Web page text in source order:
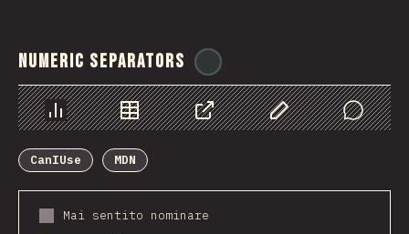
Numeric Separators
Grafico Dati CondividerePersonalizza i dati
Comments
CanIUse
MDN
Mai sentito nominare